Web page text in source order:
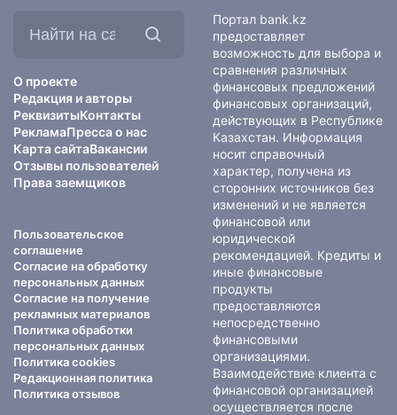
О проекте
Редакция и авторы
РеквизитыКонтакты
РекламаПресса о нас
Карта сайтаВакансии
Отзывы пользователей
Права заемщиков
Пользовательское
соглашение
Согласие на обработку
персональных данных
Согласие на получение
рекламных материалов
Политика обработки
персональных данных
Политика cookies
Редакционная политика
Политика отзывов
Портал bank.kz
предоставляет
возможность для выбора и
сравнения различных
финансовых предложений
финансовых организаций,
действующих в Республике
Казахстан. Информация
носит справочный
характер, получена из
сторонних источников без
изменений и не является
финансовой или
юридической
рекомендацией. Кредиты и
иные финансовые
продукты
предоставляются
непосредственно
финансовыми
организациями.
Взаимодействие клиента с
финансовой организацией
осуществляется после